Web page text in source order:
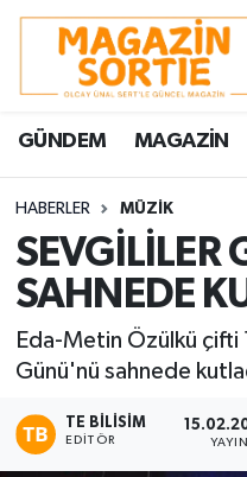
GÜNDEM MAGAZİN
HABERLER MÜZİK
SEVGİLİLER
SAHNEDE
Eda-Metin Özülkü çifti
Günü'nü sahnede
TE BILISIM
EDITÖR
Nöbetçi Eczaneler
Hava Durumu
Trafik Durumu
Süper Lig Puan
Tüm Manşetler